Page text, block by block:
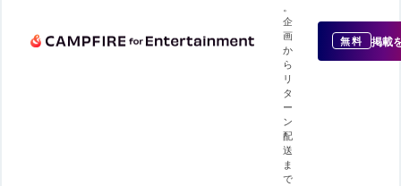
企
画
か
ら
リ
タ
ー
ン
配
送
ま
で
無料 掲載